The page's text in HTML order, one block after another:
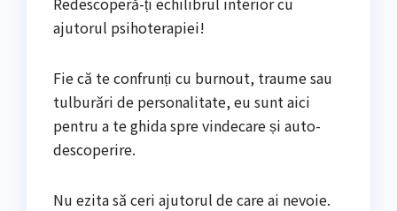
ajutorul psihoterapiei!
Fie că te confrunți cu burnout, traume sau
tulburări de personalitate, eu sunt aici
pentru a te ghida spre vindecare și auto-
descoperire.
Nu ezita să ceri ajutorul de care ai nevoie.